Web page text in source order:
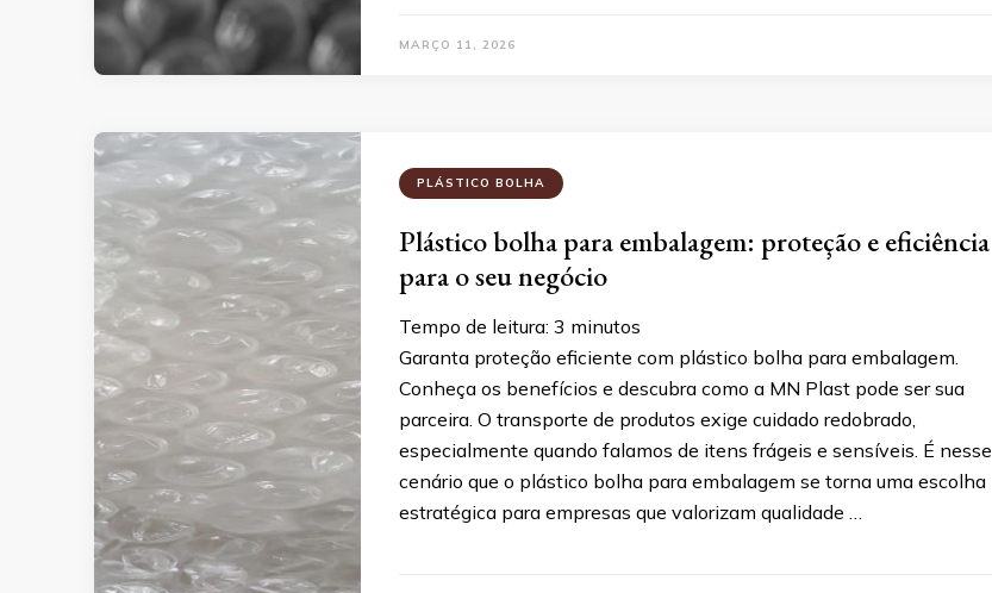
MARÇO 11, 2026
PLÁSTICO BOLHA
Plástico bolha para embalagem: proteção e eficiência
para o seu negócio
Tempo de leitura: 3 minutos
Garanta proteção eficiente com plástico bolha para embalagem.
Conheça os benefícios e descubra como a MN Plast pode ser sua
parceira. O transporte de produtos exige cuidado redobrado,
especialmente quando falamos de itens frágeis e sensíveis. É nesse
cenário que o plástico bolha para embalagem se torna uma escolha
estratégica para empresas que valorizam qualidade …